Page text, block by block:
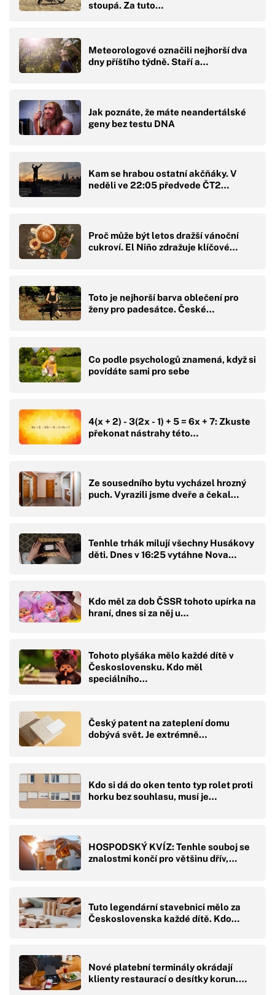
stoupá. Za tuto…
Meteorologové označili nejhorší dva
dny příštího týdně. Staří a…
Jak poznáte, že máte neandertálské
geny bez testu DNA
Kam se hrabou ostatní akčňáky. V
neděli ve 22:05 předvede ČT2…
Proč může být letos dražší vánoční
cukroví. El Niño zdražuje klíčové…
Toto je nejhorší barva oblečení pro
ženy pro padesátce. České…
Co podle psychologů znamená, když si
povídáte sami pro sebe
4(x + 2) - 3(2x - 1) + 5 = 6x + 7: Zkuste
překonat nástrahy této…
Ze sousedního bytu vycházel hrozný
puch. Vyrazili jsme dveře a čekal…
Tenhle trhák milují všechny Husákovy
děti. Dnes v 16:25 vytáhne Nova…
Kdo měl za dob ČSSR tohoto upírka na
hraní, dnes si za něj u…
Tohoto plyšáka mělo každé dítě v
Československu. Kdo měl
speciálního…
Český patent na zateplení domu
dobývá svět. Je extrémně…
Kdo si dá do oken tento typ rolet proti
horku bez souhlasu, musí je…
HOSPODSKÝ KVÍZ: Tenhle souboj se
znalostmi končí pro většinu dřív,…
Tuto legendární stavebnici mělo za
Československa každé dítě. Kdo…
Nové platební terminály okrádají
klienty restaurací o desítky korun.…